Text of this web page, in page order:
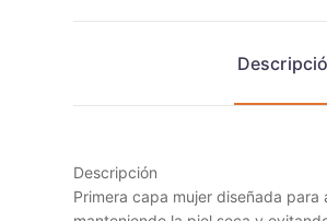
Descripción
Primera capa mujer diseñada